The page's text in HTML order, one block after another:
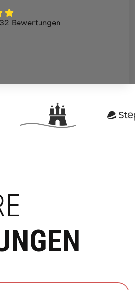
Bewertungen